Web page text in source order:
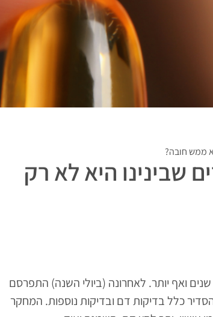
ממש חובה?
שבינינו היא לא רק
3 עשויה להוסיף לכם חמש שנים ואף יותר. לאחרונה (ביולי השנה) התפרסם
2,500 בני 65 במשך 7.5 שנים. המעקב הסדיר כלל בדיקות דם ובדיקות נוספות. המחקר